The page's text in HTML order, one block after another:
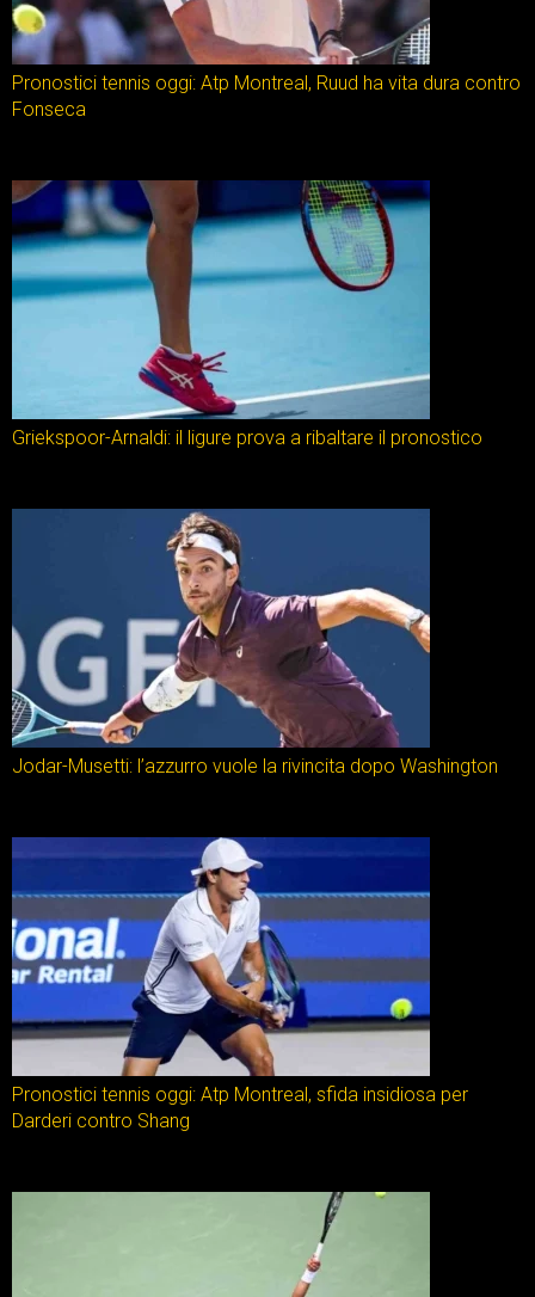
Pronostici tennis oggi: Atp Montreal, Ruud ha vita dura contro
Fonseca
Griekspoor-Arnaldi: il ligure prova a ribaltare il pronostico
Jodar-Musetti: l’azzurro vuole la rivincita dopo Washington
Pronostici tennis oggi: Atp Montreal, sfida insidiosa per
Darderi contro Shang